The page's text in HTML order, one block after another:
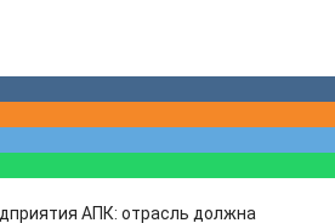
АПК: отрасль должна